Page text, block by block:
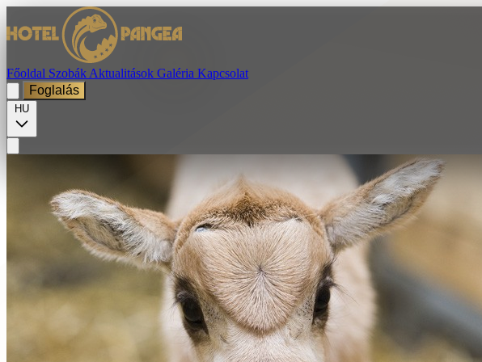
Főoldal Szobák Aktualitások Galéria Kapcsolat
Foglalás
HU